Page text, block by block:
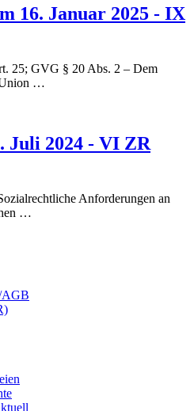
16. Januar 2025 - IX
25; GVG § 20 Abs. 2 – Dem
Union …
Juli 2024 - VI ZR
Anforderungen an
…
AGB